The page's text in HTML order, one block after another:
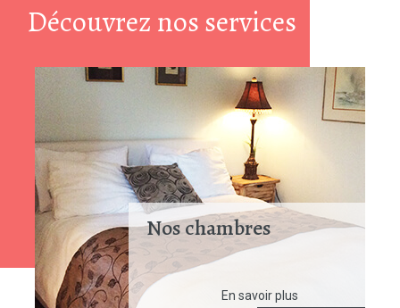
Découvrez nos services
Nos chambres
En savoir plus